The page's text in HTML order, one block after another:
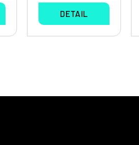
DETAIL